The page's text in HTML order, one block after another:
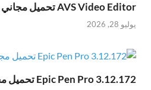
AVS Video Editor تحميل مجاني
يوليو 28, 2026
Epic Pen Pro 3.12.172 تحميل مجاني